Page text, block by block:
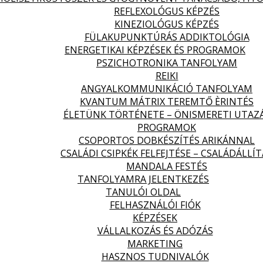
REFLEXOLÓGUS KÉPZÉS
KINEZIOLÓGUS KÉPZÉS
FÜLAKUPUNKTÚRÁS ADDIKTOLÓGIA
ENERGETIKAI KÉPZÉSEK ÉS PROGRAMOK
PSZICHOTRONIKA TANFOLYAM
REIKI
ANGYALKOMMUNIKÁCIÓ TANFOLYAM
KVANTUM MÁTRIX TEREMTŐ ÈRINTÉS
ÉLETÜNK TÖRTÉNETE – ÖNISMERETI
PROGRAMOK
CSOPORTOS DOBKÉSZÍTÉS ARIKÁNNAL
CSALÁDI CSIPKÉK FELFEJTÉSE –
MANDALA FESTÉS
TANFOLYAMRA JELENTKEZÉS
TANULÓI OLDAL
FELHASZNÁLÓI FIÓK
KÉPZÉSEK
VÁLLALKOZÁS ÉS ADÓZÁS
MARKETING
HASZNOS TUDNIVALÓK